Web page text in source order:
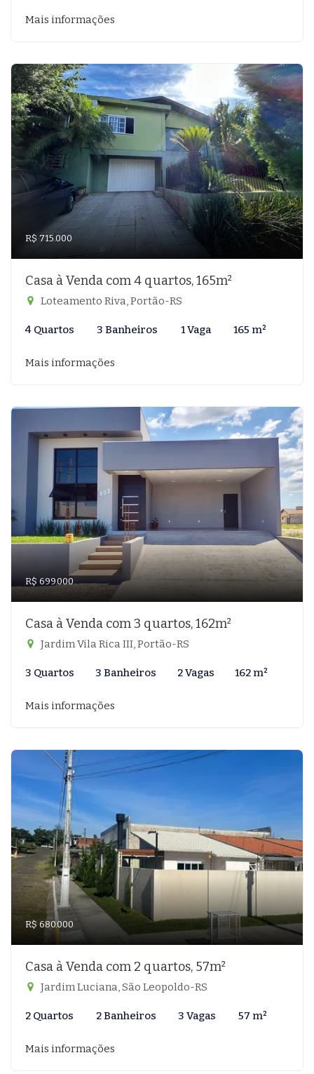
Mais informações
R$ 715.000
Casa à Venda com 4 quartos, 165m²
Loteamento Riva, Portão-RS
4 Quartos 3 Banheiros 1 Vaga 165 m²
Mais informações
R$ 699.000
Casa à Venda com 3 quartos, 162m²
Jardim Vila Rica III, Portão-RS
3 Quartos 3 Banheiros 2 Vagas 162 m²
Mais informações
R$ 680.000
Casa à Venda com 2 quartos, 57m²
Jardim Luciana, São Leopoldo-RS
2 Quartos 2 Banheiros 3 Vagas 57 m²
Mais informações